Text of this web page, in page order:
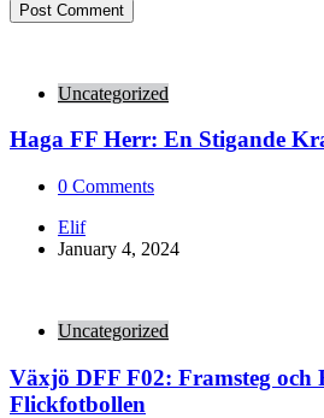
Uncategorized
Haga FF Herr: En Stigande
0 Comments
Posted
by
Elif
January 4, 2024
Uncategorized
Växjö DFF F02: Framsteg och
Flickfotbollen